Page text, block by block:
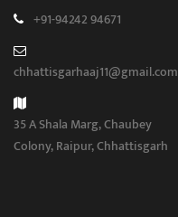
+91-94242 94671
chhattisgarhaaj11@gmail.com
35 A Shala Marg, Chaubey
Colony, Raipur, Chhattisgarh